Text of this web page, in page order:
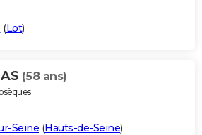
(Lot)
(58 ans)
Seine (Hauts-de-Seine)